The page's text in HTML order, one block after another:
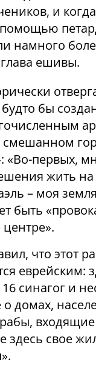
и
намного
ешивы.
бы
«Во-первых,
жить на
– моя
быть
что этот
еврейским:
синагог и
о домах,
свое